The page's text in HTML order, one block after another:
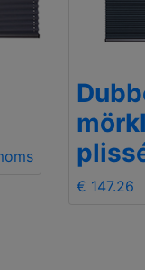
€ 147.26